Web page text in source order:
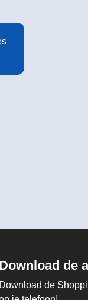
Download de
Download de